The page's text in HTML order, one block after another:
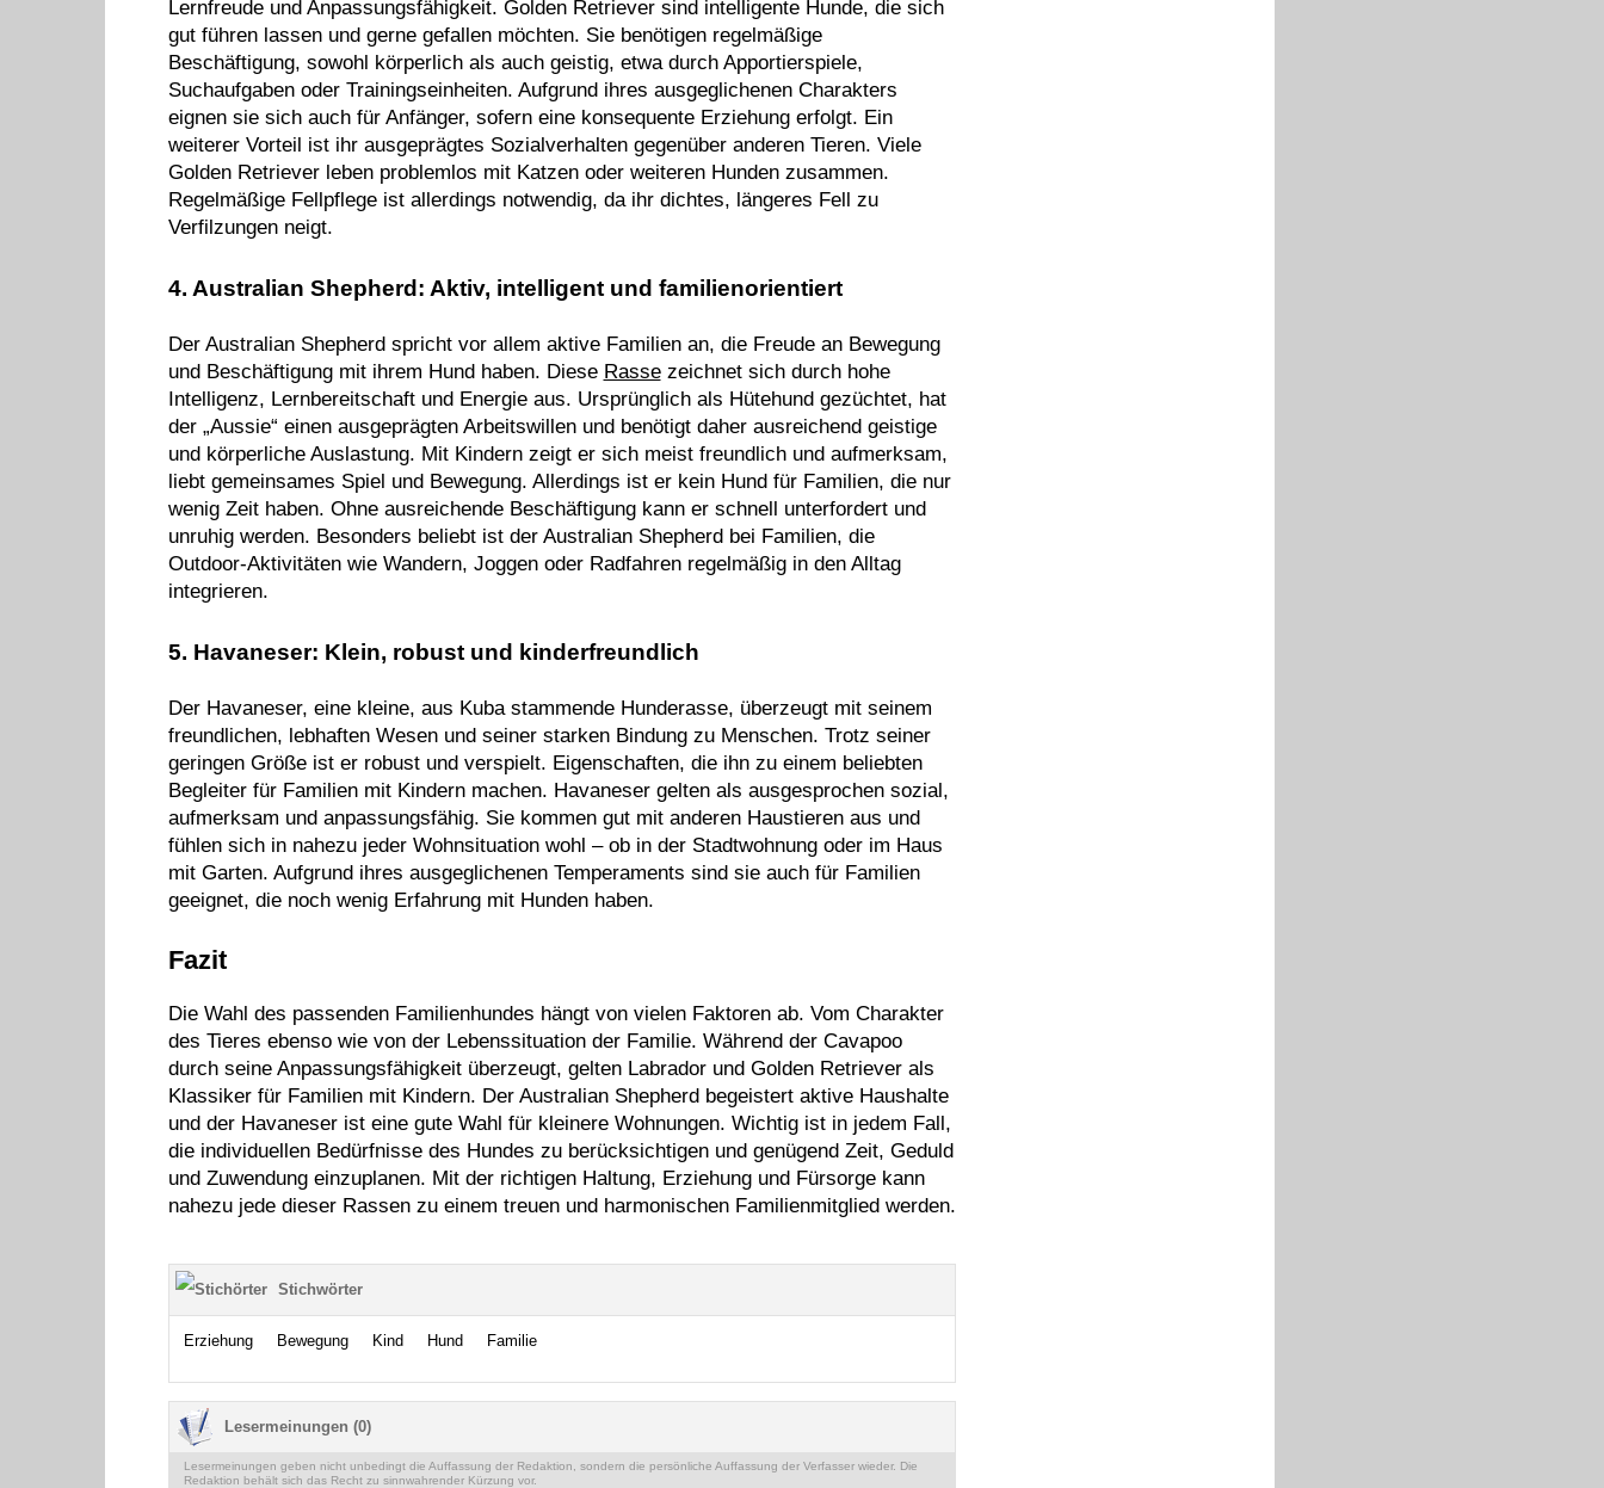
Lernfreude und Anpassungsfähigkeit. Golden Retriever sind intelligente Hunde, die sich
gut führen lassen und gerne gefallen möchten. Sie benötigen regelmäßige
Beschäftigung, sowohl körperlich als auch geistig, etwa durch Apportierspiele,
Suchaufgaben oder Trainingseinheiten. Aufgrund ihres ausgeglichenen Charakters
eignen sie sich auch für Anfänger, sofern eine konsequente Erziehung erfolgt. Ein
weiterer Vorteil ist ihr ausgeprägtes Sozialverhalten gegenüber anderen Tieren. Viele
Golden Retriever leben problemlos mit Katzen oder weiteren Hunden zusammen.
Regelmäßige Fellpflege ist allerdings notwendig, da ihr dichtes, längeres Fell zu
Verfilzungen neigt.
4. Australian Shepherd: Aktiv, intelligent und familienorientiert
Der Australian Shepherd spricht vor allem aktive Familien an, die Freude an Bewegung
und Beschäftigung mit ihrem Hund haben. Diese Rassezeichnet sich durch hohe
Intelligenz, Lernbereitschaft und Energie aus. Ursprünglich als Hütehund gezüchtet, hat
der „Aussie“ einen ausgeprägten Arbeitswillen und benötigt daher ausreichend geistige
und körperliche Auslastung. Mit Kindern zeigt er sich meist freundlich und aufmerksam,
liebt gemeinsames Spiel und Bewegung. Allerdings ist er kein Hund für Familien, die nur
wenig Zeit haben. Ohne ausreichende Beschäftigung kann er schnell unterfordert und
unruhig werden. Besonders beliebt ist der Australian Shepherd bei Familien, die
Outdoor-Aktivitäten wie Wandern, Joggen oder Radfahren regelmäßig in den Alltag
integrieren.
5. Havaneser: Klein, robust und kinderfreundlich
Der Havaneser, eine kleine, aus Kuba stammende Hunderasse, überzeugt mit seinem
freundlichen, lebhaften Wesen und seiner starken Bindung zu Menschen. Trotz seiner
geringen Größe ist er robust und verspielt. Eigenschaften, die ihn zu einem beliebten
Begleiter für Familien mit Kindern machen. Havaneser gelten als ausgesprochen sozial,
aufmerksam und anpassungsfähig. Sie kommen gut mit anderen Haustieren aus und
fühlen sich in nahezu jeder Wohnsituation wohl – ob in der Stadtwohnung oder im Haus
mit Garten. Aufgrund ihres ausgeglichenen Temperaments sind sie auch für Familien
geeignet, die noch wenig Erfahrung mit Hunden haben.
Fazit
Die Wahl des passenden Familienhundes hängt von vielen Faktoren ab. Vom Charakter
des Tieres ebenso wie von der Lebenssituation der Familie. Während der Cavapoo
durch seine Anpassungsfähigkeit überzeugt, gelten Labrador und Golden Retriever als
Klassiker für Familien mit Kindern. Der Australian Shepherd begeistert aktive Haushalte
und der Havaneser ist eine gute Wahl für kleinere Wohnungen. Wichtig ist in jedem Fall,
die individuellen Bedürfnisse des Hundes zu berücksichtigen und genügend Zeit, Geduld
und Zuwendung einzuplanen. Mit der richtigen Haltung, Erziehung und Fürsorge kann
nahezu jede dieser Rassen zu einem treuen und harmonischen Familienmitglied werden.
Stichwörter
Erziehung Bewegung Kind Hund Familie
Lesermeinungen (0)
Lesermeinungen geben nicht unbedingt die Auffassung der Redaktion, sondern die persönliche Auffassung der Verfasser wieder. Die
Redaktion behält sich das Recht zu sinnwahrender Kürzung vor.